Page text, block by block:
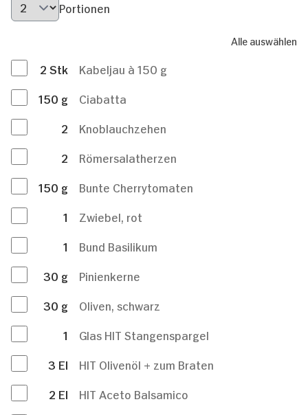
Portionen
Alle auswählen
2 Stk
Kabeljau à 150 g
150 g
Ciabatta
2
Knoblauchzehen
2
Römersalatherzen
150 g
Bunte Cherrytomaten
1
Zwiebel, rot
1
Bund Basilikum
30 g
Pinienkerne
30 g
Oliven, schwarz
1
Glas HIT Stangenspargel
3 El
HIT Olivenöl + zum Braten
2 El
HIT Aceto Balsamico